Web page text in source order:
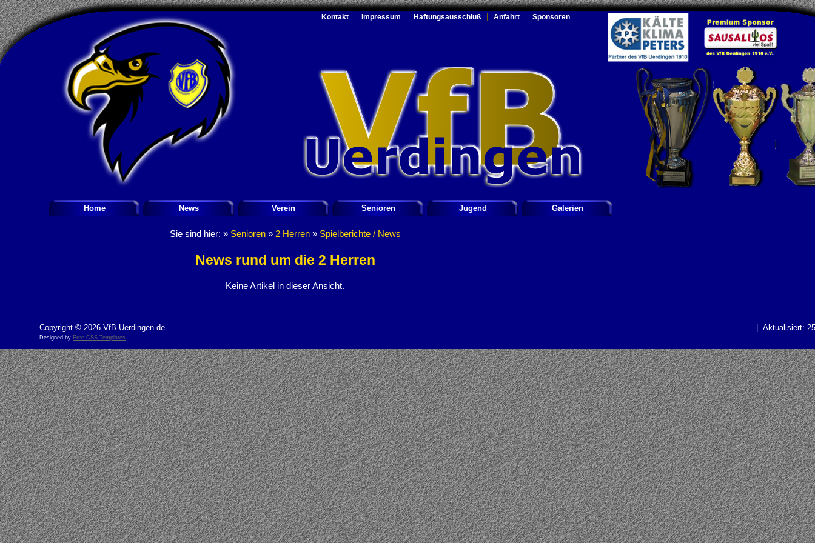
Kontakt Impressum Haftungsausschluß Anfahrt Sponsoren
Home News Verein Senioren Jugend Galerien
Sie sind hier: » Senioren» 2 Herren» Spielberichte / News
News rund um die 2 Herren
Keine Artikel in dieser Ansicht.
Copyright © 2026 VfB-Uerdingen.de
Designed by Free CSS Templates
| Aktualisiert: